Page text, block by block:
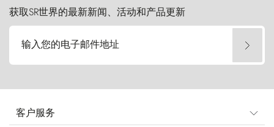
获取SR世界的最新新闻、活动和产品更新
输入您的电子邮件地址
客户服务